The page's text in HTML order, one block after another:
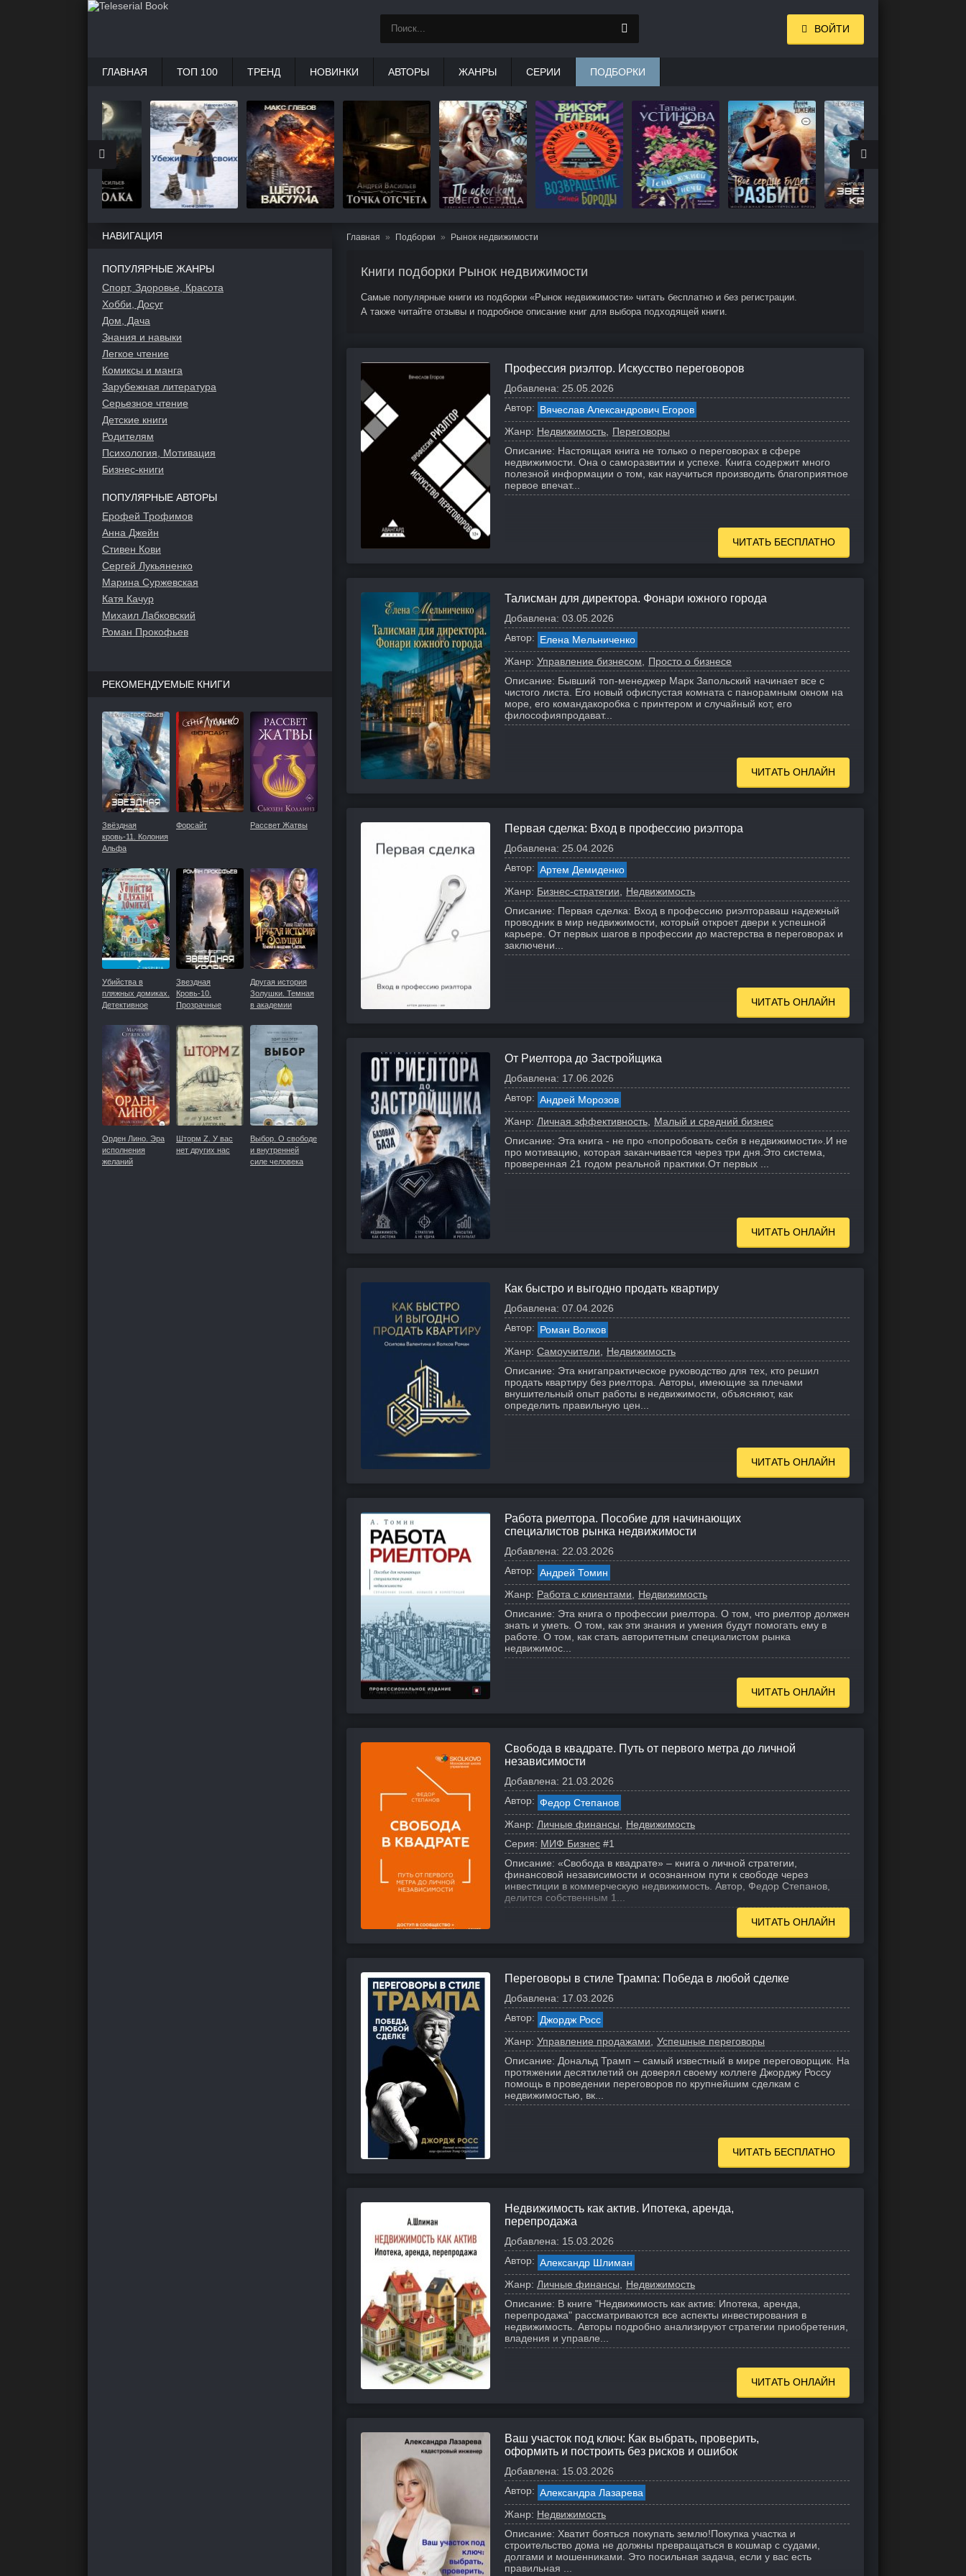
Главная Подборки Рынок недвижимости
Книги подборки Рынок недвижимости
Самые популярные книги из подборки «Рынок недвижимости» читать бесплатно и без регистрации.
А также читайте отзывы и подробное описание книг для выбора подходящей книги.
Профессия риэлтор. Искусство переговоров
Добавлена: 25.05.2026
Автор: Вячеслав Александрович Егоров
Жанр: Недвижимость
Переговоры
Описание: Настоящая книга не только о переговорах в сфере
недвижимости. Она о саморазвитии и успехе. Книга содержит много
полезной информации о том, как научиться производить благоприятное
первое впечат...
ЧИТАТЬ БЕСПЛАТНО
Талисман для директора. Фонари южного города
Добавлена: 03.05.2026
Автор: Елена Мельниченко
Жанр: Управление бизнесом
Просто о бизнесе
Описание: Бывший топ-менеджер Марк Запольский начинает все с
чистого листа. Его новый офиспустая комната с панорамным окном на
море, его командакоробка с принтером и случайный кот, его
философияпродават...
ЧИТАТЬ ОНЛАЙН
Первая сделка: Вход в профессию риэлтора
Добавлена: 25.04.2026
Автор: Артем Демиденко
Жанр: Бизнес-стратегии
Недвижимость
Описание: Первая сделка: Вход в профессию риэлтораваш надежный
проводник в мир недвижимости, который откроет двери к успешной
карьере. От первых шагов в профессии до мастерства в переговорах и
заключени...
ЧИТАТЬ ОНЛАЙН
От Риелтора до Застройщика
Добавлена: 17.06.2026
Автор: Андрей Морозов
Жанр: Личная эффективность
Малый и средний бизнес
Описание: Эта книга - не про «попробовать себя в недвижимости». И не
про мотивацию, которая заканчивается через три дня. Это система,
проверенная 21 годом реальной практики. От первых ...
ЧИТАТЬ ОНЛАЙН
Как быстро и выгодно продать квартиру
Добавлена: 07.04.2026
Автор: Роман Волков
Жанр: Самоучители
Недвижимость
Описание: Эта книгапрактическое руководство для тех, кто решил
продать квартиру без риелтора. Авторы, имеющие за плечами
внушительный опыт работы в недвижимости, объясняют, как
определить правильную цен...
ЧИТАТЬ ОНЛАЙН
Работа риелтора. Пособие для начинающих
специалистов рынка недвижимости
Добавлена: 22.03.2026
Автор: Андрей Томин
Жанр: Работа с клиентами
Недвижимость
Описание: Эта книга о профессии риелтора. О том, что риелтор должен
знать и уметь. О том, как эти знания и умения будут помогать ему в
работе. О том, как стать авторитетным специалистом рынка
недвижимос...
ЧИТАТЬ ОНЛАЙН
Свобода в квадрате. Путь от первого метра до личной
независимости
Добавлена: 21.03.2026
Автор: Федор Степанов
Жанр: Личные финансы
Недвижимость
Серия: МИФ Бизнес #1
Описание: «Свобода в квадрате» – книга о личной стратегии,
финансовой независимости и осознанном пути к свободе через
инвестиции в коммерческую недвижимость. Автор, Федор Степанов,
делится собственным 1...
ЧИТАТЬ ОНЛАЙН
Переговоры в стиле Трампа: Победа в любой сделке
Добавлена: 17.03.2026
Автор: Джордж Росс
Жанр: Управление продажами
Успешные переговоры
Описание: Дональд Трамп – самый известный в мире переговорщик. На
протяжении десятилетий он доверял своему коллеге Джорджу Россу
помощь в проведении переговоров по крупнейшим сделкам с
недвижимостью, вк...
ЧИТАТЬ БЕСПЛАТНО
Недвижимость как актив. Ипотека, аренда,
перепродажа
Добавлена: 15.03.2026
Автор: Александр Шлиман
Жанр: Личные финансы
Недвижимость
Описание: В книге "Недвижимость как актив: Ипотека, аренда,
перепродажа" рассматриваются все аспекты инвестирования в
недвижимость. Авторы подробно анализируют стратегии приобретения,
владения и управле...
ЧИТАТЬ ОНЛАЙН
Ваш участок под ключ: Как выбрать, проверить,
оформить и построить без рисков и ошибок
Добавлена: 15.03.2026
Автор: Александра Лазарева
Жанр: Недвижимость
Описание: Хватит бояться покупать землю!Покупка участка и
строительство дома не должны превращаться в кошмар с судами,
долгами и мошенниками. Это посильная задача, если у вас есть
правильная ...
НАВИГАЦИЯ
ПОПУЛЯРНЫЕ ЖАНРЫ
Спорт, Здоровье, Красота
Хобби, Досуг
Дом, Дача
Знания и навыки
Легкое чтение
Комиксы и манга
Зарубежная литература
Серьезное чтение
Детские книги
Родителям
Психология, Мотивация
Бизнес-книги
ПОПУЛЯРНЫЕ АВТОРЫ
Ерофей Трофимов
Анна Джейн
Стивен Кови
Сергей Лукьяненко
Марина Суржевская
Катя Качур
Михаил Лабковский
Роман Прокофьев
РЕКОМЕНДУЕМЫЕ КНИГИ
Звёздная
кровь-11. Колония
Альфа
Форсайт Рассвет Жатвы
Убийства в
пляжных домиках.
Детективное
«Благотворительный
магазин»
Звездная
Кровь-10.
Прозрачные
Другая история
Золушки. Темная
в академии
Орден Лино. Эра
исполнения
желаний
Шторм Z. У вас
нет других нас
Выбор. О свободе
и внутренней
силе человека
ВОЙТИ
ГЛАВНАЯ ТОП 100 ТРЕНД НОВИНКИ АВТОРЫ ЖАНРЫ СЕРИИ ПОДБОРКИ